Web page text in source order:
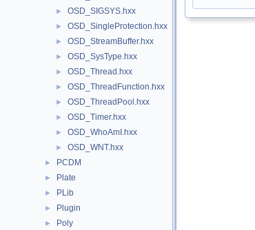
► OSD_SIGSYS.hxx
► OSD_SingleProtection.hxx
► OSD_StreamBuffer.hxx
► OSD_SysType.hxx
► OSD_Thread.hxx
► OSD_ThreadFunction.hxx
► OSD_ThreadPool.hxx
► OSD_Timer.hxx
► OSD_WhoAmI.hxx
► OSD_WNT.hxx
► PCDM
► Plate
► PLib
► Plugin
► Poly